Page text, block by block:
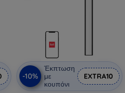
-10%
Έκπτωση
με
κουπόνι
EXTRA10